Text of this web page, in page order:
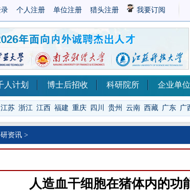
个人注册 单位注册 猎头注册 我要订阅
人计划 博士后招收 科研院所 企业单位
江苏 浙江 江西 福建 重庆 四川 贵州 云南 西藏 广东 广
资讯 >
人造血干细胞在猪体内的功